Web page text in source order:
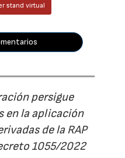
stand virtual
persigue
en la aplicación
de la RAP
1055/2022